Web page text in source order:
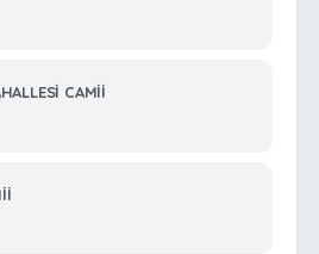
CAMİİ